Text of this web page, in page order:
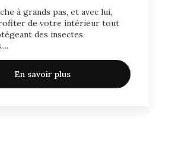
à grands pas, et avec lui,
de votre intérieur tout
des insectes
En savoir plus